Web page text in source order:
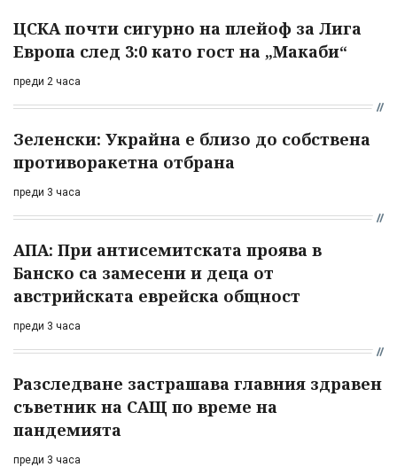
ЦСКА почти сигурно на плейоф за Лига
Европа след 3:0 като гост на „Макаби“
преди 2 часа
Зеленски: Украйна е близо до собствена
противоракетна отбрана
преди 3 часа
АПА: При антисемитската проява в
Банско са замесени и деца от
австрийската еврейска общност
преди 3 часа
Разследване застрашава главния здравен
съветник на САЩ по време на
пандемията
преди 3 часа